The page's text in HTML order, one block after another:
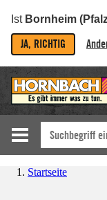
Ist Bornheim
JA, RICHTIG
Startseite